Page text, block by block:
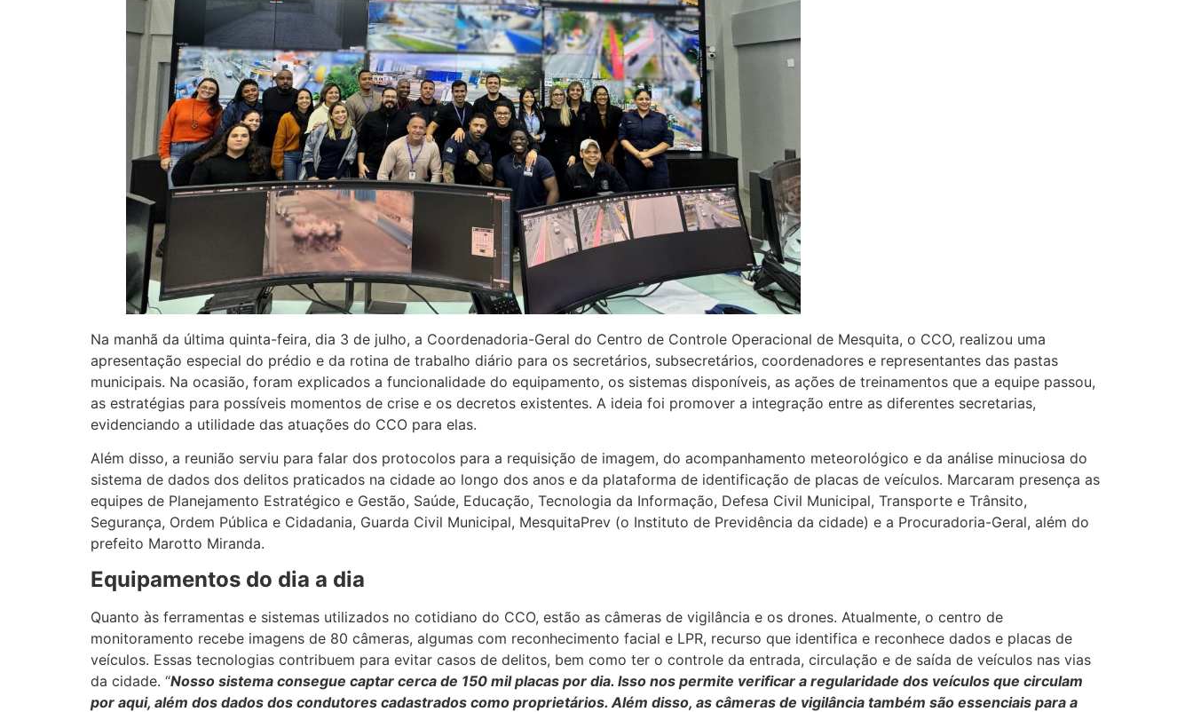
Na manhã da última quinta-feira, dia 3 de julho, a Coordenadoria-Geral do Centro de Controle Operacional de Mesquita, o CCO, realizou uma
apresentação especial do prédio e da rotina de trabalho diário para os secretários, subsecretários, coordenadores e representantes das pastas
municipais. Na ocasião, foram explicados a funcionalidade do equipamento, os sistemas disponíveis, as ações de treinamentos que a equipe passou,
as estratégias para possíveis momentos de crise e os decretos existentes. A ideia foi promover a integração entre as diferentes secretarias,
evidenciando a utilidade das atuações do CCO para elas.
Além disso, a reunião serviu para falar dos protocolos para a requisição de imagem, do acompanhamento meteorológico e da análise minuciosa do
sistema de dados dos delitos praticados na cidade ao longo dos anos e da plataforma de identificação de placas de veículos. Marcaram presença as
equipes de Planejamento Estratégico e Gestão, Saúde, Educação, Tecnologia da Informação, Defesa Civil Municipal, Transporte e Trânsito,
Segurança, Ordem Pública e Cidadania, Guarda Civil Municipal, MesquitaPrev (o Instituto de Previdência da cidade) e a Procuradoria-Geral, além do
prefeito Marotto Miranda.
Equipamentos do dia a dia
Quanto às ferramentas e sistemas utilizados no cotidiano do CCO, estão as câmeras de vigilância e os drones. Atualmente, o centro de
monitoramento recebe imagens de 80 câmeras, algumas com reconhecimento facial e LPR, recurso que identifica e reconhece dados e placas de
veículos. Essas tecnologias contribuem para evitar casos de delitos, bem como ter o controle da entrada, circulação e de saída de veículos nas vias
da cidade. “Nosso sistema consegue captar cerca de 150 mil placas por dia. Isso nos permite verificar a regularidade dos veículos que circulam
por aqui, além dos dados dos condutores cadastrados como proprietários. Além disso, as câmeras de vigilância também são essenciais para a